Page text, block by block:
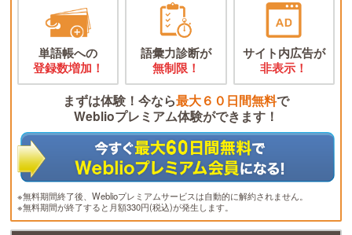
単語帳への
登録数増加！
語彙力診断が
無制限！
サイト内広告が
非表示！
まずは体験！今なら最大６０日間無料で
Weblioプレミアム体験ができます！
※無料期間終了後、Weblioプレミアムサービスは自動的に解約されません。
※無料期間が終了すると月額330円(税込)が発生します。